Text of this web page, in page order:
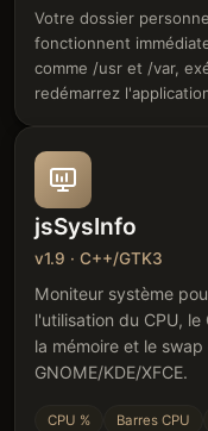
Votre dossier
fonctionnent
comme /usr et /var,
redémarrez
jsSysInfo
v1.9 · C++/GTK3
Moniteur système
l'utilisation du CPU,
la mémoire et le
GNOME/KDE/XFCE.
CPU % Barres CPU